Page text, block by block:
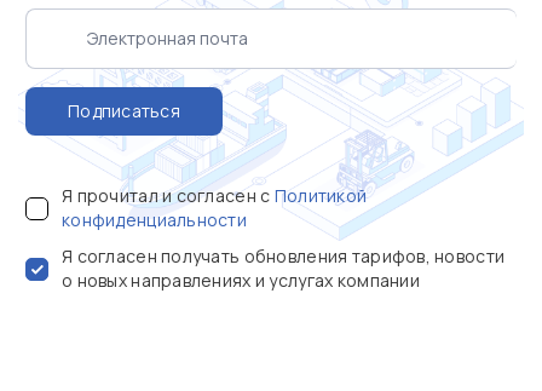
Подписаться
Я прочитал и согласен с Политикой
конфиденциальности
Я согласен получать обновления тарифов, новости
о новых направлениях и услугах компании